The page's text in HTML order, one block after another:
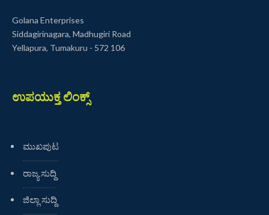
Golana Enterprises
Siddagirinagara, Madhugiri Road
Yellapura, Tumakuru - 572 106
ಉಪಯುಕ್ತ ಲಿಂಕ್ಸ್
ಮುಖಪುಟ
ರಾಜ್ಯ ಸುದ್ದಿ
ಜಿಲ್ಲಾ ಸುದ್ದಿ